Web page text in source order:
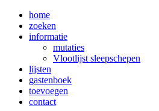
home
zoeken
informatie
mutaties
Vlootlijst sleepschepen
lijsten
gastenboek
toevoegen
contact